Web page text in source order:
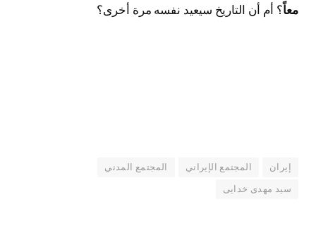
معاً؟ أم أن التاريخ سيعيد نفسه مرة أخرى؟
إيران المجتمع الإيراني المجتمع المدني
سید مهدی خدایی